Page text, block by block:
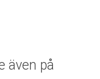
även på